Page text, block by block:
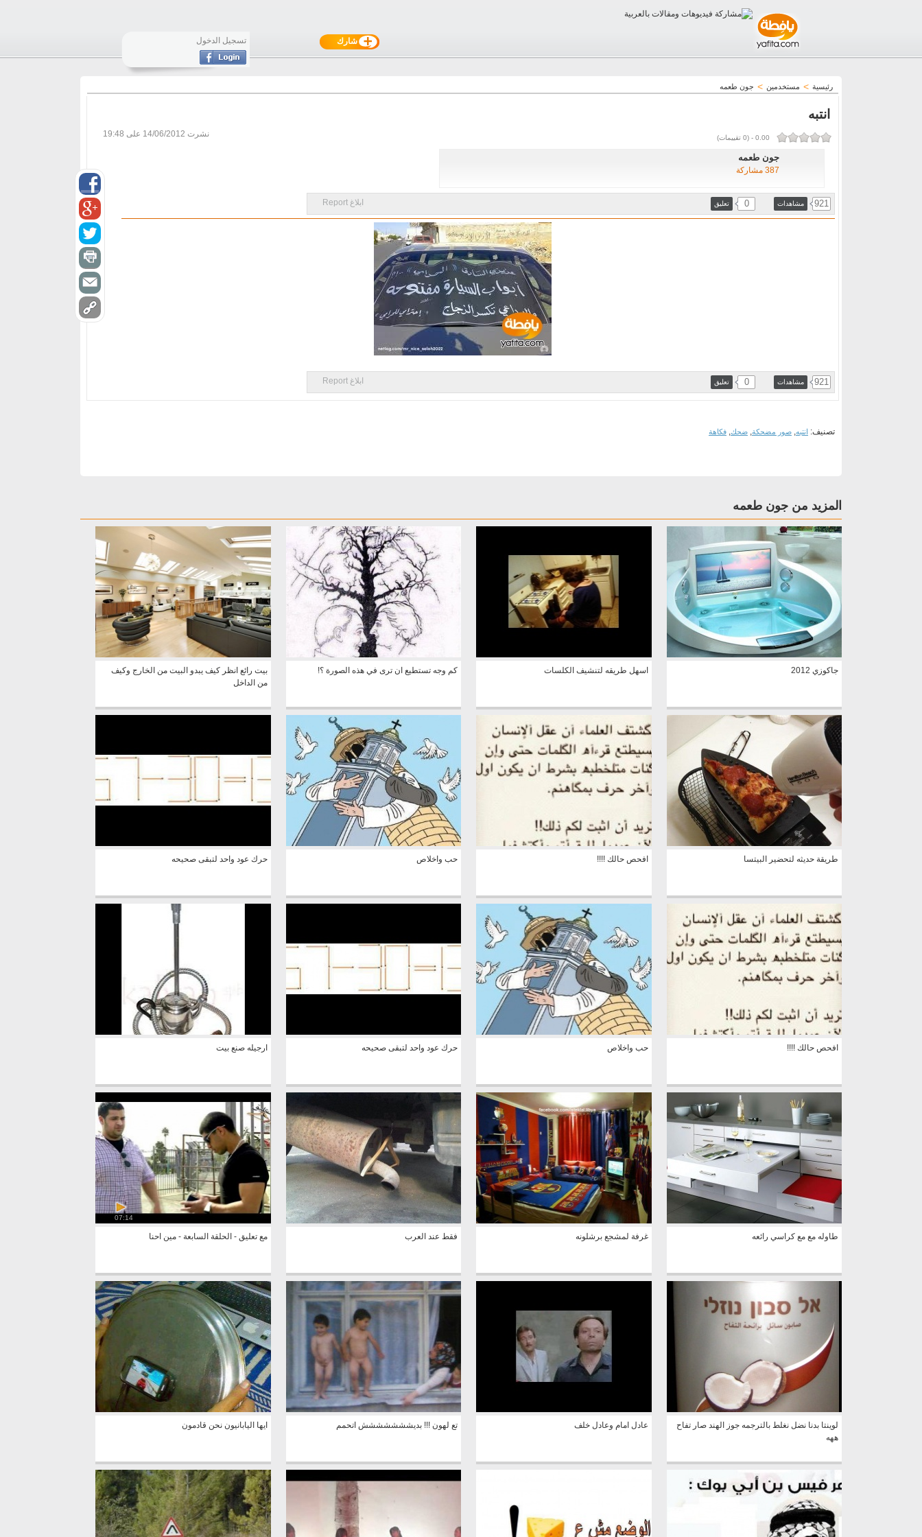
شارك تسجيل الدخول
رئيسية > مستخدمين > جون طعمه
انتبه
0.00
-
(
0 تقييمات) نشرت 14/06/2012 على 19:48
جون طعمه
387 مشاركة
921 مشاهدات 0 تعليق ابلاغ Report
921 مشاهدات 0 تعليق ابلاغ Report
تصنيف: انتبه, صور مضحكة, ضحك, فكاهة
المزيد من جون طعمه
جاكوزي 2012 اسهل طريقه لتنشيف الكلسات كم وجه تستطيع ان ترى في هذه الصورة ؟!
بيت رائع انظر كيف يبدو البيت من الخارج وكيف
من الداخل
طريقة حديثه لتحضير البيتسا افحص حالك !!!! حب واخلاص حرك عود واحد لتبقى صحيحه
افحص حالك !!!! حب واخلاص حرك عود واحد لتبقى صحيحه ارجيله صنع بيت
طاوله مع مع كراسي رائعه غرفة لمشجع برشلونه فقط عند العرب
07:14
مع تعليق - الحلقة السابعة - مين احنا
لوينتا بدنا نضل نغلط بالترجمه جوز الهند صار تفاح
ههه
عادل امام وعادل خلف تع لهون !!! بديششششششش اتحمم ايها اليابانيون نحن قادمون